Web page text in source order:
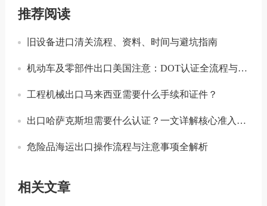
推荐阅读
旧设备进口清关流程、资料、时间与避坑指南
机动车及零部件出口美国注意：DOT认证全流程与合规要点详解
工程机械出口马来西亚需要什么手续和证件？
出口哈萨克斯坦需要什么认证？一文详解核心准入要求
危险品海运出口操作流程与注意事项全解析
相关文章